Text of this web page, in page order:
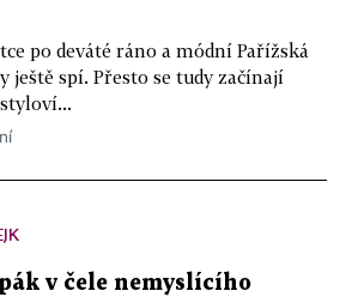
po deváté ráno a módní Pařížská
ještě spí. Přesto se tudy začínají
v čele nemyslícího